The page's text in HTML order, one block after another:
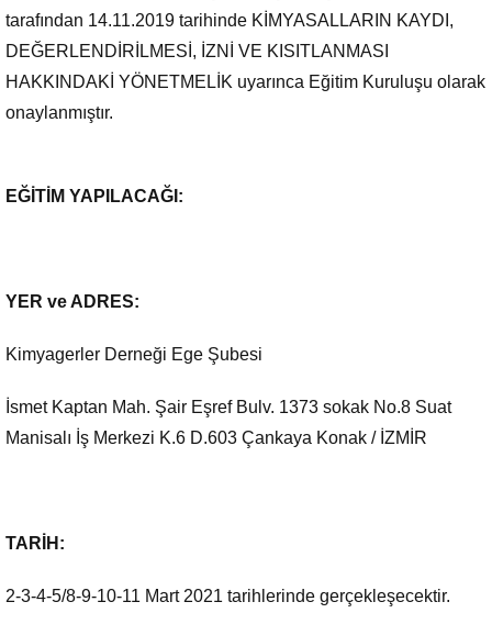
tarafından 14.11.2019 tarihinde KİMYASALLARIN KAYDI,
DEĞERLENDİRİLMESİ, İZNİ VE KISITLANMASI
HAKKINDAKİ YÖNETMELİK uyarınca Eğitim Kuruluşu olarak
onaylanmıştır.
EĞİTİM YAPILACAĞI:
YER ve ADRES:
Kimyagerler Derneği Ege Şubesi
İsmet Kaptan Mah. Şair Eşref Bulv. 1373 sokak No.8 Suat
Manisalı İş Merkezi K.6 D.603 Çankaya Konak / İZMİR
TARİH:
2-3-4-5/8-9-10-11 Mart 2021 tarihlerinde gerçekleşecektir.